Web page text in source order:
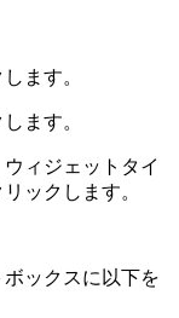
ます。
ます。
ィジェットタイ
ックします。
ックスに以下を